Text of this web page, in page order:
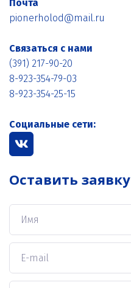
Почта
pionerholod@mail.ru
Связаться с нами
(391) 217-90-20
8-923-354-79-03
8-923-354-25-15
Социальные сети:
Оставить заявку